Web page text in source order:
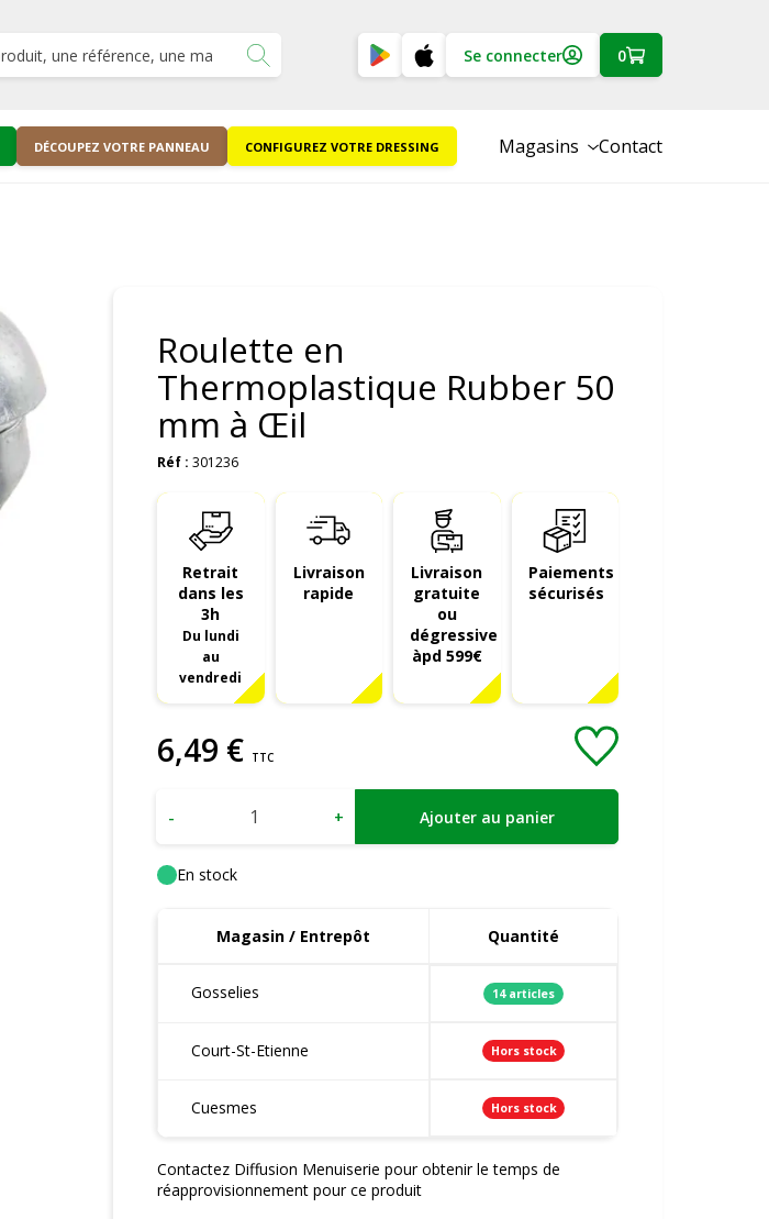
Se connecter 0
DÉCOUPEZ VOTRE PANNEAU CONFIGUREZ VOTRE DRESSING Magasins Contact
Roulette en
Thermoplastique Rubber 50
mm à Œil
Réf : 301236
Retrait
dans les
3h
Du lundi
au
vendredi
Livraison
rapide
Livraison
gratuite
ou
dégressive
àpd 599€
Paiements
sécurisés
6,49 € TTC
- + Ajouter au panier
En stock
Magasin / Entrepôt Quantité
Gosselies 14 articles
Court-St-Etienne Hors stock
Cuesmes Hors stock
Contactez Diffusion Menuiserie pour obtenir le temps de
réapprovisionnement pour ce produit